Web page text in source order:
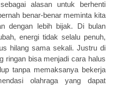
alasan untuk berhenti
benar-benar meminta kita
dengan lebih bijak. Di bulan
energi tidak selalu penuh,
hilang sama sekali. Justru di
ringan bisa menjadi cara halus
tanpa memaksanya bekerja
olahraga yang dapat